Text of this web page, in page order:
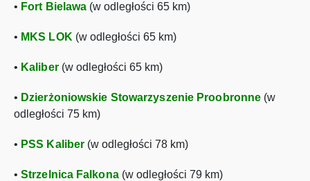
• Fort Bielawa (w odległości 65 km)
• MKS LOK (w odległości 65 km)
• Kaliber(w odległości 65 km)
• Dzierżoniowskie Stowarzyszenie Proobronne (w
odległości 75 km)
• PSS Kaliber (w odległości 78 km)
• Strzelnica Falkona(w odległości 79 km)